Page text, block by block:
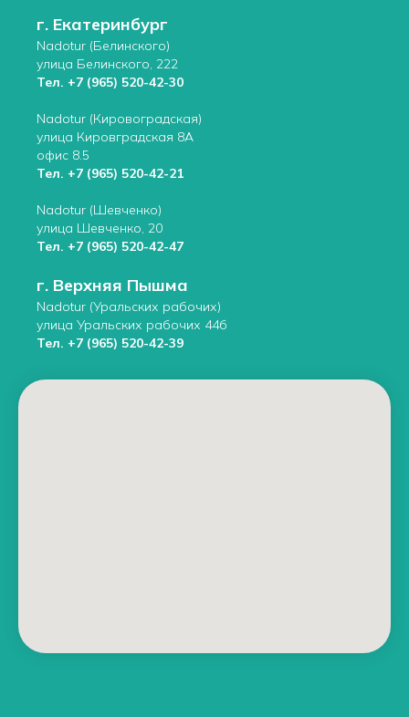
г. Екатеринбург
Nadotur (Белинского)
улица Белинского, 222
Тел. +7 (965) 520-42-30
Nadotur (Кировоградская)
улица Кировградская 8А
офис 8.5
Тел. +7 (965) 520-42-21
Nadotur (Шевченко)
улица Шевченко, 20
Тел. +7 (965) 520-42-47
г. Верхняя Пышма
Nadotur (Уральских рабочих)
улица Уральских рабочих 44б
Тел. +7 (965) 520-42-39